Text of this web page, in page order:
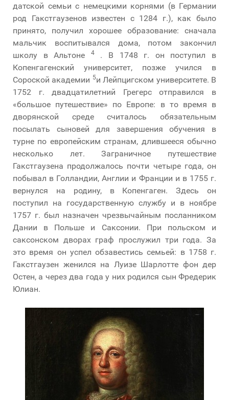
датской семьи с немецкими корнями (в Германии
род Гакстгаузенов известен с 1284 г.), как было
принято, получил хорошее образование: сначала
мальчик воспитывался дома, потом закончил
школу в Альтоне
4. В 1748 г. он поступил в
Копенгагенский университет, позже учился в
Сороской академии 5и Лейпцигском университете. В
1752 г. двадцатилетний Грегерс отправился в
«большое путешествие» по Европе: в то время в
дворянской среде считалось обязательным
посылать сыновей для завершения обучения в
турне по европейским странам, длившееся обычно
несколько лет. Заграничное путешествие
Гакстгаузена продолжалось почти четыре года, он
побывал в Голландии, Англии и Франции и в 1755 г.
вернулся на родину, в Копенгаген. Здесь он
поступил на государственную службу и в ноябре
1757 г. был назначен чрезвычайным посланником
Дании в Польше и Саксонии. При польском и
саксонском дворах граф прослужил три года. За
это время он успел обзавестись семьей: в 1758 г.
Гакстгаузен женился на Луизе Шарлотте фон дер
Остен, а через два года у них родился сын Фредерик
Юлиан.